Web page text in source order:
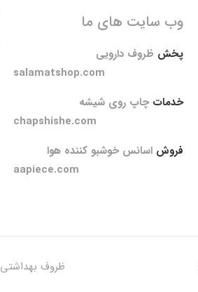
وب سایت های ما
پخش ظروف دارویی
salamatshop.com
خدمات چاپ روی شیشه
chapshishe.com
فروش اسانس خوشبو کننده هوا
aapiece.com
ظروف بهداشتی